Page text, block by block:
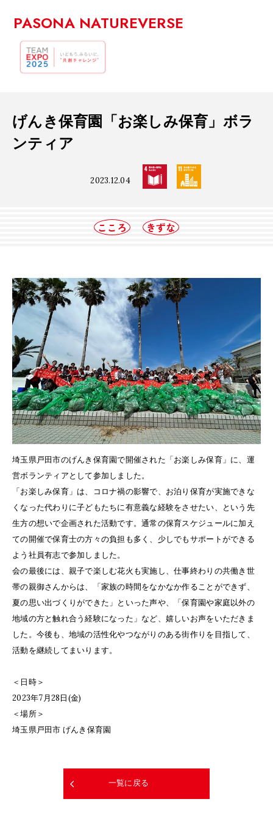
PASONA NATUREVERSE
2023.12.04
げんき保育園「お楽しみ保育」ボラ
ンティア
こころ きずな
埼玉県戸田市のげんき保育園で開催された「お楽しみ保育」に、運
営ボランティアとして参加しました。
「お楽しみ保育」は、コロナ禍の影響で、お泊り保育が実施できな
くなった代わりに子どもたちに有意義な経験をさせたい、という先
生方の想いで企画された活動です。通常の保育スケジュールに加え
ての開催で保育士の方々の負担も多く、少しでもサポートができる
よう社員有志で参加しました。
会の最後には、親子で楽しむ花火も実施し、仕事終わりの共働き世
帯の親御さんからは、「家族の時間をなかなか作ることができず、
夏の思い出づくりができた」といった声や、「保育園や家庭以外の
地域の方と触れ合う経験になった」など、嬉しいお声をいただきま
した。今後も、地域の活性化やつながりのある街作りを目指して、
活動を継続してまいります。
＜日時＞
2023年7月28日(金)
＜場所＞
埼玉県戸田市 げんき保育園
一覧に戻る